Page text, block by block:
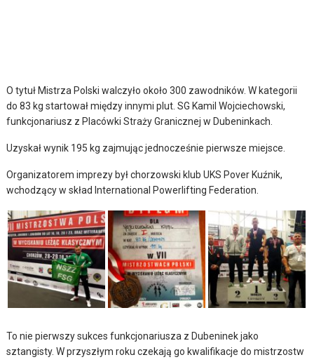
O tytuł Mistrza Polski walczyło około 300 zawodników. W kategorii
do 83 kg startował między innymi plut. SG Kamil Wojciechowski,
funkcjonariusz z Placówki Straży Granicznej w Dubeninkach.
Uzyskał wynik 195 kg zajmując jednocześnie pierwsze miejsce.
Organizatorem imprezy był chorzowski klub UKS Pover Kuźnik,
wchodzący w skład International Powerlifting Federation.
To nie pierwszy sukces funkcjonariusza z Dubeninek jako
sztangisty. W przyszłym roku czekają go kwalifikacje do mistrzostw